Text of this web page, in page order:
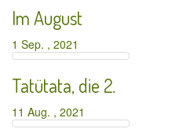
Im August
1 Sep. , 2021
Tatütata, die 2.
11 Aug. , 2021